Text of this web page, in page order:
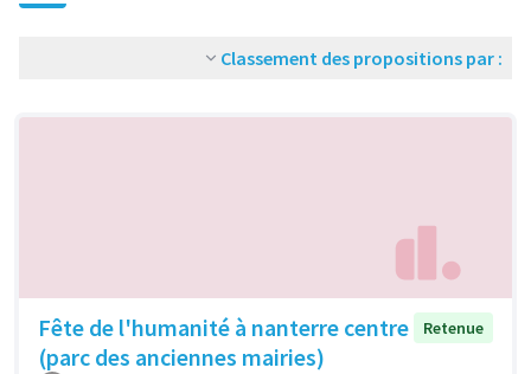
Classement des propositions par :
Fête de l'humanité à nanterre centre
(parc des anciennes mairies)
Retenue